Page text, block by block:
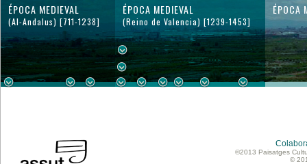
ÉPOCA MEDIEVAL
(Al-Andalus) [711-1238]
ÉPOCA MEDIEVAL
(Reino de Valencia) [1239-1453]
ÉPOCA
©2013 Paisatges
©